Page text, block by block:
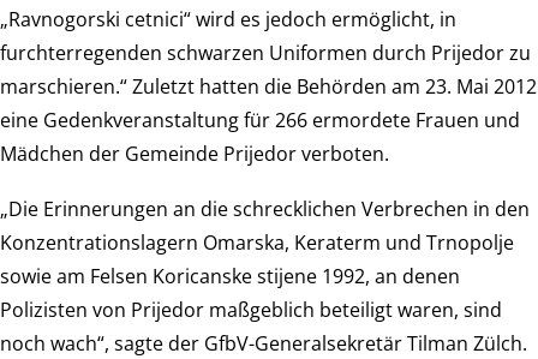
„Ravnogorski cetnici“ wird es jedoch ermöglicht, in
furchterregenden schwarzen Uniformen durch Prijedor zu
marschieren.“ Zuletzt hatten die Behörden am 23. Mai 2012
eine Gedenkveranstaltung für 266 ermordete Frauen und
Mädchen der Gemeinde Prijedor verboten.
„Die Erinnerungen an die schrecklichen Verbrechen in den
Konzentrationslagern Omarska, Keraterm und Trnopolje
sowie am Felsen Koricanske stijene 1992, an denen
Polizisten von Prijedor maßgeblich beteiligt waren, sind
noch wach“, sagte der GfbV-Generalsekretär Tilman Zülch.